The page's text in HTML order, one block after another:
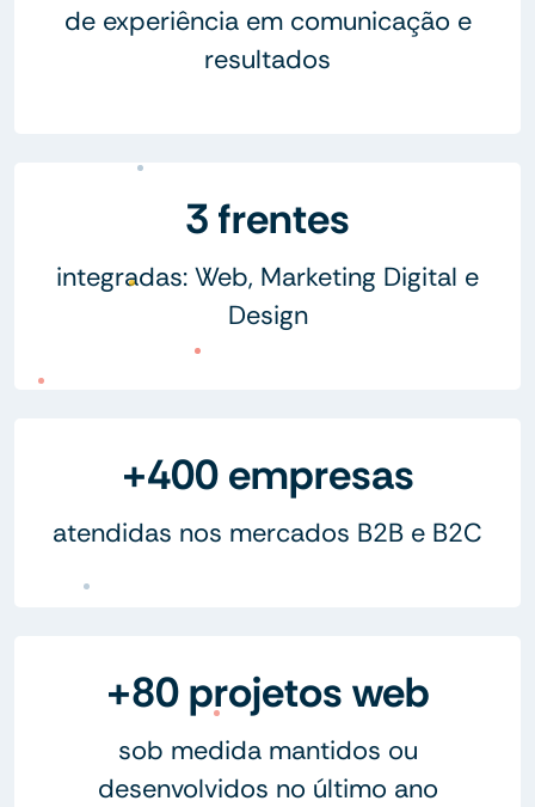
de experiência em comunicação e
resultados
3 frentes
integradas: Web, Marketing Digital e
Design
+400 empresas
atendidas nos mercados B2B e B2C
+80 projetos web
sob medida mantidos ou
desenvolvidos no último ano